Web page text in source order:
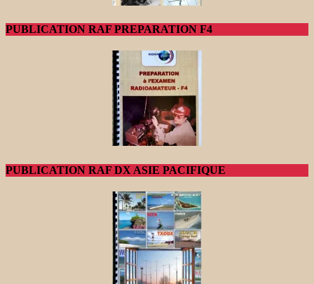
PUBLICATION RAF PREPARATION F4
PUBLICATION RAF DX ASIE PACIFIQUE